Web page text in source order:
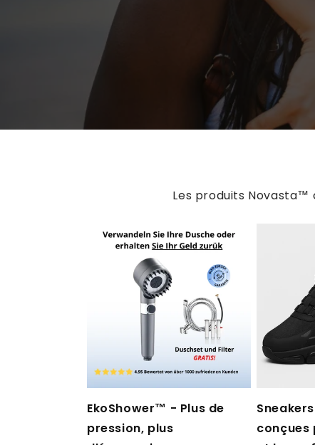
Les produits Novasta™
EkoShower™ - Plus de
pression, plus
conçues